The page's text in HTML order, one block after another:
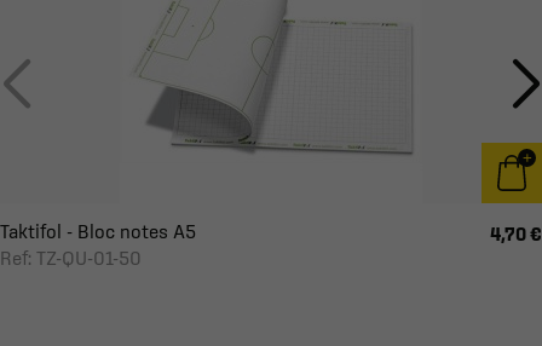
Taktifol - Bloc notes A5
Ref: TZ-QU-01-50
4,70 €